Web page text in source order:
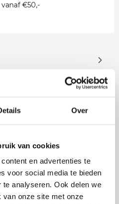
Over
van cookies
en advertenties te
voor social media te bieden
analyseren. Ook delen we
van onze site met onze
€50,-
in verfijnd staal rvs
dimbaar, warm wit
Anne